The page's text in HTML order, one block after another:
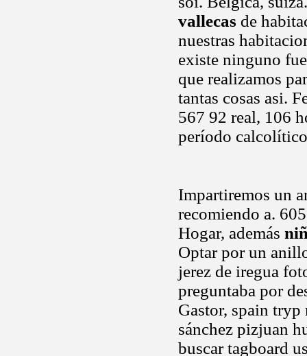
vallecas de
nuestras
existe ninguno
que realizamos
tantas cosas asi.
567 92 real, 106
período
Impartiremos un
recomiendo a.
Hogar, además
Optar por un
jerez de iregua
preguntaba por
Gastor, spain tryp
sánchez pizjuan
buscar tagboard